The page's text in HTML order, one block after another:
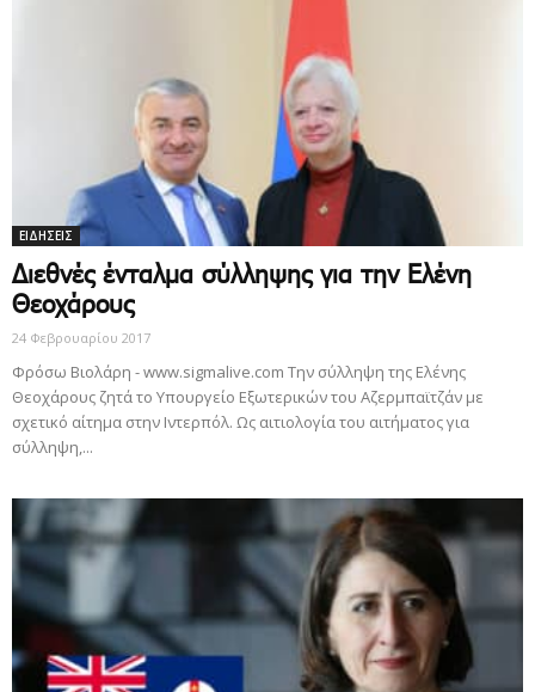
ΕΙΔΗΣΕΙΣ
Διεθνές ένταλμα σύλληψης για την Ελένη
Θεοχάρους
24 Φεβρουαρίου 2017
Φρόσω Βιολάρη - www.sigmalive.com Την σύλληψη της Ελένης
Θεοχάρους ζητά το Υπουργείο Εξωτερικών του Αζερμπαϊτζάν με
σχετικό αίτημα στην Ιντερπόλ. Ως αιτιολογία του αιτήματος για
σύλληψη,...